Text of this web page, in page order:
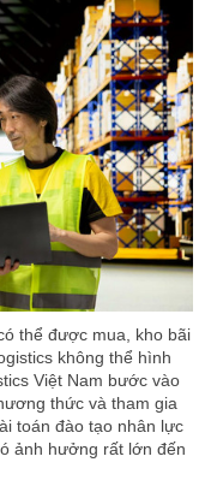
thể được mua, kho bãi
không thể hình
Việt Nam bước vào
thức và tham gia
toán đào tạo nhân lực
ảnh hưởng rất lớn đến